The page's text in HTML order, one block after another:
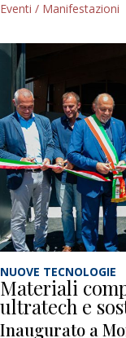
Eventi / Manifestazioni
NUOVE TECNOLOGIE
Materiali
ultratech e
Inaugurato a